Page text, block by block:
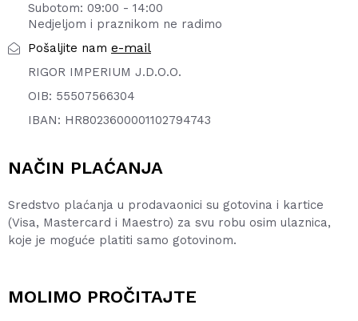
Subotom: 09:00 - 14:00
Nedjeljom i praznikom ne radimo
Pošaljite nam e-mail
RIGOR IMPERIUM J.D.O.O.
OIB: 55507566304
IBAN: HR8023600001102794743
NAČIN PLAĆANJA
Sredstvo plaćanja u prodavaonici su gotovina i kartice
(Visa, Mastercard i Maestro) za svu robu osim ulaznica,
koje je moguće platiti samo gotovinom.
MOLIMO PROČITAJTE